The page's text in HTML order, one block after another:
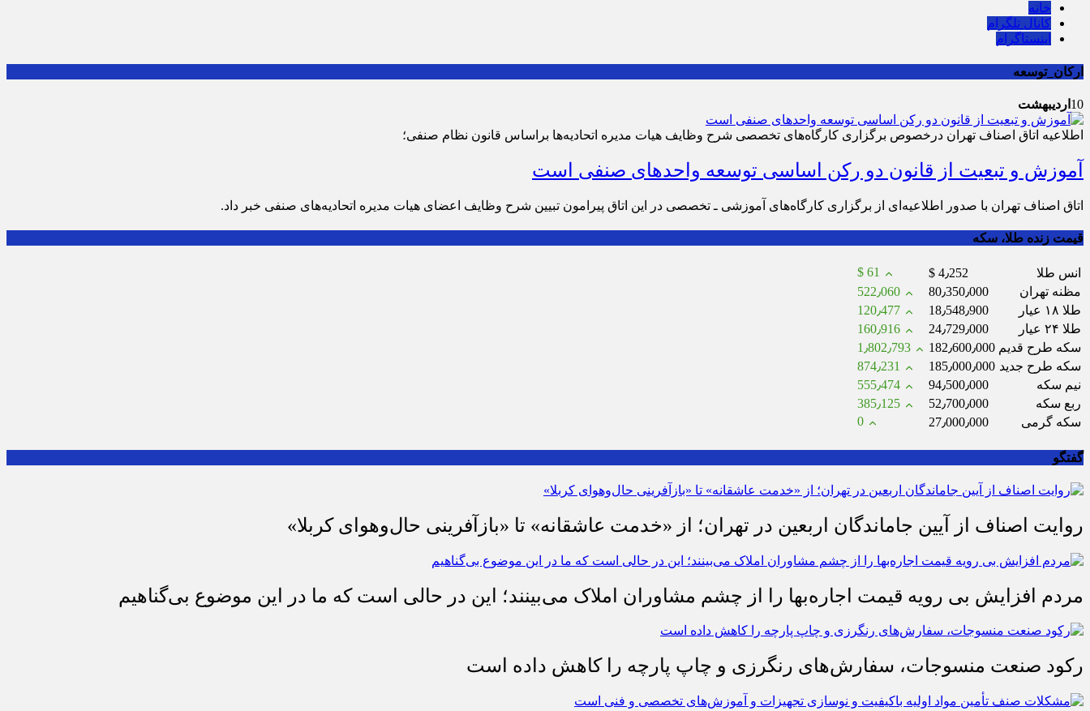
خانه
کانال تلگرام
اینستاگرام
ارکان_توسعه
10 اردیبهشت
اطلاعیه اتاق اصناف تهران درخصوص برگزاری کارگاه‌های تخصصی شرح وظایف هیات مدیره اتحادیه‌ها براساس قانون نظام صنفی؛
آموزش و تبعیت از قانون دو رکن اساسی توسعه واحدهای صنفی است
اتاق اصناف تهران با صدور اطلاعیه‌ای از برگزاری کارگاه‌های آموزشی ـ تخصصی در این اتاق پیرامون تبیین شرح وظایف اعضای هیات مدیره اتحادیه‌های صنفی خبر داد.
قیمت زنده طلا، سکه
انس طلا $ 4٫252
$ 61
مظنه تهران
80٫350٫000
522٫060
طلا ۱۸ عیار
18٫548٫900
120٫477
طلا ۲۴ عیار
24٫729٫000
160٫916
سکه طرح قدیم 182٫600٫000
1٫802٫793
سکه طرح جدید 185٫000٫000
874٫231
نیم سکه
94٫500٫000
555٫474
ربع سکه
52٫700٫000
385٫125
سکه گرمی
27٫000٫000 0
گفتگو
روایت اصناف از آیین جاماندگان اربعین در تهران؛ از «خدمت عاشقانه» تا «بازآفرینی حال‌وهوای کربلا»
مردم افزایش بی رویه قیمت اجاره‌بها را از چشم مشاوران املاک می‌بینند؛ این در حالی است که ما در این موضوع بی‌گناهیم
رکود صنعت منسوجات، سفارش‌های رنگرزی و چاپ پارچه را کاهش داده است